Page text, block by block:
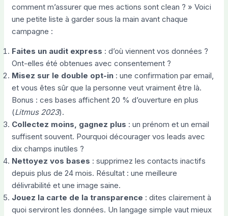
comment m’assurer que mes actions sont clean ? » Voici
une petite liste à garder sous la main avant chaque
campagne :
Faites un audit express : d’où viennent vos données ?
Ont-elles été obtenues avec consentement ?
Misez sur le double opt-in : une confirmation par email,
et vous êtes sûr que la personne veut vraiment être là.
Bonus : ces bases affichent 20 % d’ouverture en plus
(Litmus 2023).
Collectez moins, gagnez plus : un prénom et un email
suffisent souvent. Pourquoi décourager vos leads avec
dix champs inutiles ?
Nettoyez vos bases : supprimez les contacts inactifs
depuis plus de 24 mois. Résultat : une meilleure
délivrabilité et une image saine.
Jouez la carte de la transparence : dites clairement à
quoi serviront les données. Un langage simple vaut mieux